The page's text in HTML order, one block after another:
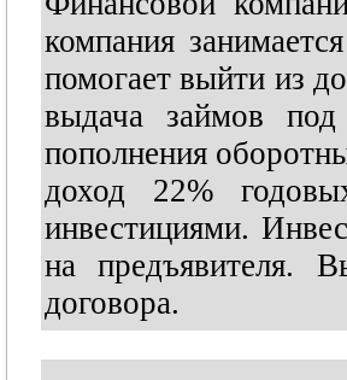
компания
помогает выйти из
выдача займов
пополнения
доход 22%
инвестициями.
на предъявителя.
договора.